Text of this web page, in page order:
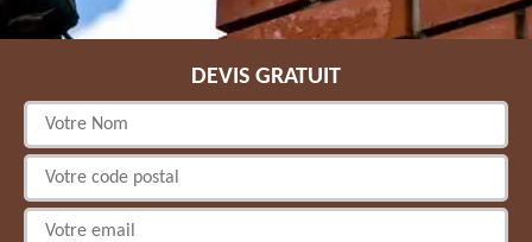
DEVIS GRATUIT